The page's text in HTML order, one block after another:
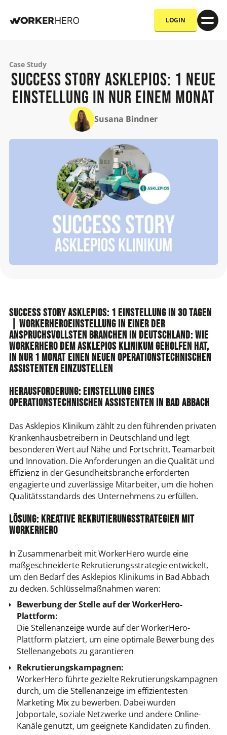
LOGIN
Case Study
Success Story Asklepios: 1 neue
Einstellung in nur einem Monat
Susana Bindner
Success Story Asklepios: 1 Einstellung in 30 Tagen
| WorkerHeroEinstellung in einer der
anspruchsvollsten Branchen in Deutschland: Wie
WorkerHero dem Asklepios Klinikum geholfen hat,
in nur 1 Monat einen neuen operationstechnischen
Assistenten einzustellen
Herausforderung: Einstellung eines
operationstechnischen Assistenten in Bad Abbach
Das Asklepios Klinikum zählt zu den führenden privaten
Krankenhausbetreibern in Deutschland und legt
besonderen Wert auf Nähe und Fortschritt, Teamarbeit
und Innovation. Die Anforderungen an die Qualität und
Effizienz in der Gesundheitsbranche erforderten
engagierte und zuverlässige Mitarbeiter, um die hohen
Qualitätsstandards des Unternehmens zu erfüllen.
Lösung: Kreative Rekrutierungsstrategien mit
WorkerHero
In Zusammenarbeit mit WorkerHero wurde eine
maßgeschneiderte Rekrutierungsstrategie entwickelt,
um den Bedarf des Asklepios Klinikums in Bad Abbach
zu decken. Schlüsselmaßnahmen waren:
Bewerbung der Stelle auf der WorkerHero-
Plattform:
Die Stellenanzeige wurde auf der WorkerHero-
Plattform platziert, um eine optimale Bewerbung des
Stellenangebots zu garantieren
Rekrutierungskampagnen:
WorkerHero führte gezielte Rekrutierungskampagnen
durch, um die Stellenanzeige im effizientesten
Marketing Mix zu bewerben. Dabei wurden
Jobportale, soziale Netzwerke und andere Online-
Kanäle genutzt, um geeignete Kandidaten zu finden.